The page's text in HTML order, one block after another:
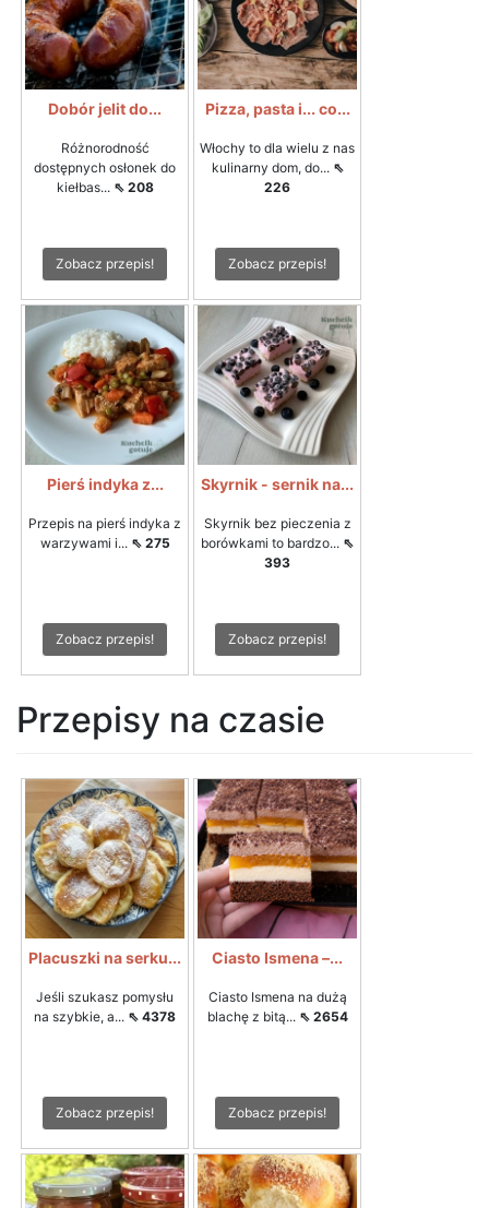
Dobór jelit do...
Różnorodność
dostępnych osłonek do
kiełbas... ⇖ 208
Zobacz przepis!
Pizza, pasta i... co...
Włochy to dla wielu z nas
kulinarny dom, do... ⇖
226
Zobacz przepis!
Pierś indyka z...
Przepis na pierś indyka z
warzywami i... ⇖ 275
Zobacz przepis!
Skyrnik - sernik na...
Skyrnik bez pieczenia z
borówkami to bardzo... ⇖
393
Zobacz przepis!
Przepisy na czasie
Placuszki na serku...
Jeśli szukasz pomysłu
na szybkie, a... ⇖ 4378
Zobacz przepis!
Ciasto Ismena –...
Ciasto Ismena na dużą
blachę z bitą... ⇖ 2654
Zobacz przepis!